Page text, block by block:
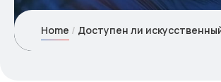
Home Доступен ли искусственный интеллект для бизнеса